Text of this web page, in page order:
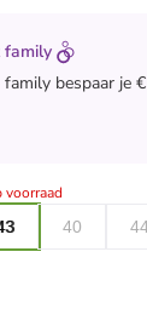
family
family bespaar je
voorraad
40